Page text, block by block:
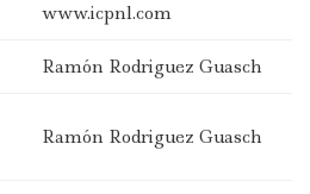
www.icpnl.com
Ramón Rodriguez Guasch
Ramón Rodriguez Guasch